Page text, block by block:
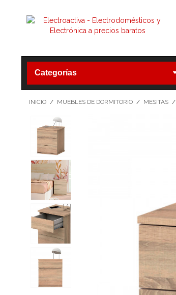
Categorías
INICIO / MUEBLES DE DORMITORIO / MESITAS /